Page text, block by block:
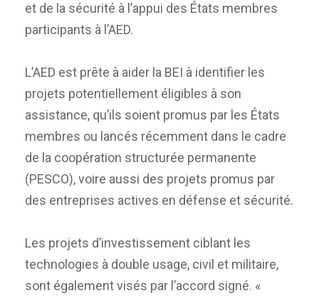
et de la sécurité à l’appui des États membres
participants à l’AED.
L’AED est prête à aider la BEI à identifier les
projets potentiellement éligibles à son
assistance, qu’ils soient promus par les États
membres ou lancés récemment dans le cadre
de la coopération structurée permanente
(PESCO), voire aussi des projets promus par
des entreprises actives en défense et sécurité.
Les projets d’investissement ciblant les
technologies à double usage, civil et militaire,
sont également visés par l’accord signé. «